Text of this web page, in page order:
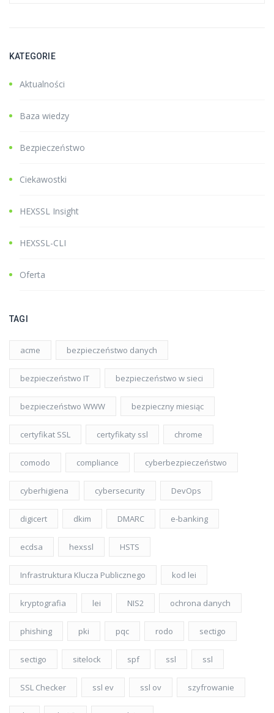
KATEGORIE
Aktualności
Baza wiedzy
Bezpieczeństwo
Ciekawostki
HEXSSL Insight
HEXSSL-CLI
Oferta
TAGI
acme bezpieczeństwo danych
bezpieczeństwo IT bezpieczeństwo w sieci
bezpieczeństwo WWW bezpieczny miesiąc
certyfikat SSL certyfikaty ssl chrome
comodo compliance cyberbezpieczeństwo
cyberhigiena cybersecurity DevOps
digicert dkim DMARC e-banking
ecdsa hexssl HSTS
Infrastruktura Klucza Publicznego kod lei
kryptografia lei NIS2 ochrona danych
phishing pki pqc rodo sectigo
sectigo sitelock spf ssl ssl
SSL Checker ssl ev ssl ov szyfrowanie